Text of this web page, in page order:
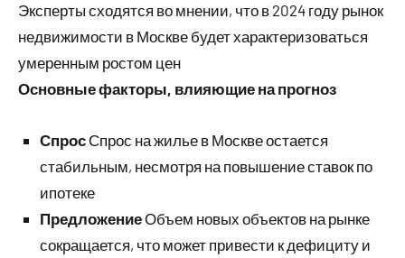
Эксперты сходятся во мнении, что в 2024 году рынок
недвижимости в Москве будет характеризоваться
умеренным ростом цен
Основные факторы, влияющие на прогноз
СпросСпрос на жилье в Москве остается
стабильным, несмотря на повышение ставок по
ипотеке
ПредложениеОбъем новых объектов на рынке
сокращается, что может привести к дефициту и